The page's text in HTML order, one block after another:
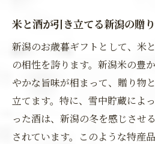
米と酒が引き立てる新潟の贈
新潟のお歳暮ギフトとして、米
の相性を誇ります。新潟米の豊
やかな旨味が相まって、贈り物
立てます。特に、雪中貯蔵によ
った酒は、新潟の冬を感じさせ
されています。このような特産